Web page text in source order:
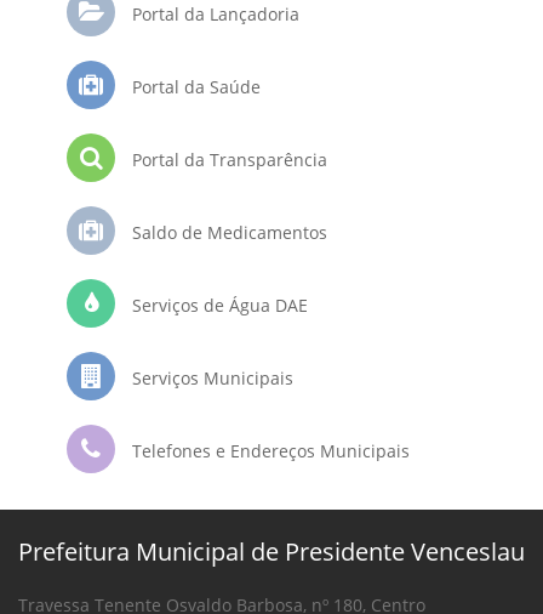
Portal da Lançadoria
Portal da Saúde
Portal da Transparência
Saldo de Medicamentos
Serviços de Água DAE
Serviços Municipais
Telefones e Endereços Municipais
Prefeitura Municipal de Presidente Venceslau
Travessa Tenente Osvaldo Barbosa, nº 180, Centro